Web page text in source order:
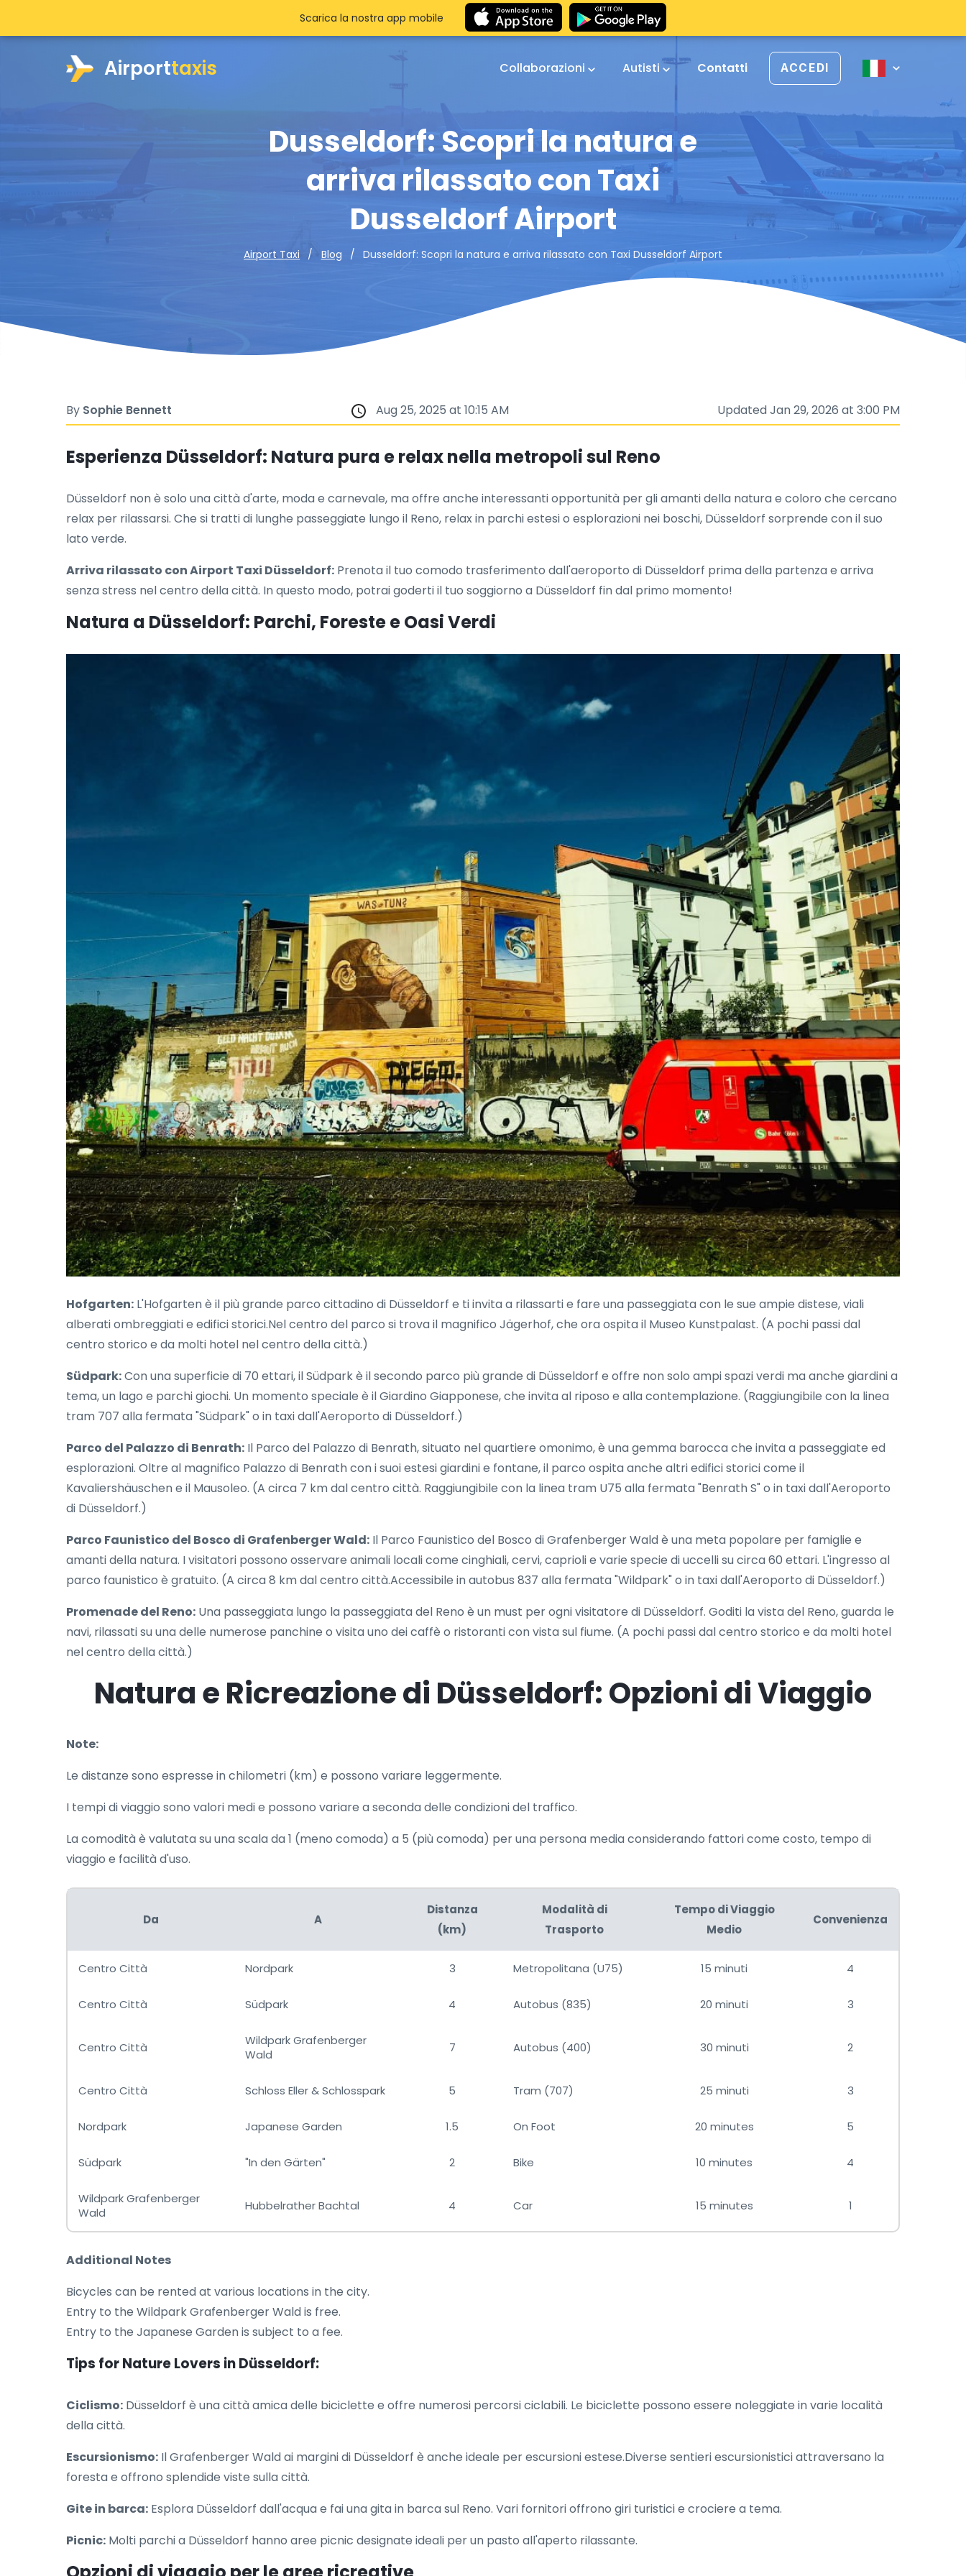
Airporttaxis Collaborazioni Autisti Contatti ACCEDI
Dusseldorf: Scopri la natura e
arriva rilassato con Taxi
Dusseldorf Airport
Airport Taxi Blog Dusseldorf: Scopri la natura e arriva rilassato con Taxi Dusseldorf Airport
Scarica la nostra app mobile
By Sophie Bennett Aug 25, 2025 at 10:15 AM Updated Jan 29, 2026 at 3:00 PM
Esperienza Düsseldorf: Natura pura e relax nella metropoli sul Reno
Düsseldorf non è solo una città d'arte, moda e carnevale, ma offre anche interessanti opportunità per gli amanti della natura e coloro che cercano
relax per rilassarsi. Che si tratti di lunghe passeggiate lungo il Reno, relax in parchi estesi o esplorazioni nei boschi, Düsseldorf sorprende con il suo
lato verde.
Arriva rilassato con Airport Taxi Düsseldorf: Prenota il tuo comodo trasferimento dall'aeroporto di Düsseldorf prima della partenza e arriva
senza stress nel centro della città. In questo modo, potrai goderti il tuo soggiorno a Düsseldorf fin dal primo momento!
Natura a Düsseldorf: Parchi, Foreste e Oasi Verdi
Hofgarten: L'Hofgarten è il più grande parco cittadino di Düsseldorf e ti invita a rilassarti e fare una passeggiata con le sue ampie distese, viali
alberati ombreggiati e edifici storici.Nel centro del parco si trova il magnifico Jägerhof, che ora ospita il Museo Kunstpalast. (A pochi passi dal
centro storico e da molti hotel nel centro della città.)
Südpark:Con una superficie di 70 ettari, il Südpark è il secondo parco più grande di Düsseldorf e offre non solo ampi spazi verdi ma anche giardini a
tema, un lago e parchi giochi. Un momento speciale è il Giardino Giapponese, che invita al riposo e alla contemplazione. (Raggiungibile con la linea
tram 707 alla fermata "Südpark" o in taxi dall'Aeroporto di Düsseldorf.)
Parco del Palazzo di Benrath: Il Parco del Palazzo di Benrath, situato nel quartiere omonimo, è una gemma barocca che invita a passeggiate ed
esplorazioni. Oltre al magnifico Palazzo di Benrath con i suoi estesi giardini e fontane, il parco ospita anche altri edifici storici come il
Kavaliershäuschen e il Mausoleo. (A circa 7 km dal centro città. Raggiungibile con la linea tram U75 alla fermata "Benrath S" o in taxi dall'Aeroporto
di Düsseldorf.)
Parco Faunistico del Bosco di Grafenberger Wald: Il Parco Faunistico del Bosco di Grafenberger Wald è una meta popolare per famiglie e
amanti della natura. I visitatori possono osservare animali locali come cinghiali, cervi, caprioli e varie specie di uccelli su circa 60 ettari. L'ingresso al
parco faunistico è gratuito. (A circa 8 km dal centro città.Accessibile in autobus 837 alla fermata "Wildpark" o in taxi dall'Aeroporto di Düsseldorf.)
Promenade del Reno: Una passeggiata lungo la passeggiata del Reno è un must per ogni visitatore di Düsseldorf. Goditi la vista del Reno, guarda le
navi, rilassati su una delle numerose panchine o visita uno dei caffè o ristoranti con vista sul fiume. (A pochi passi dal centro storico e da molti hotel
nel centro della città.)
Natura e Ricreazione di Düsseldorf: Opzioni di Viaggio
Note:
Le distanze sono espresse in chilometri (km) e possono variare leggermente.
I tempi di viaggio sono valori medi e possono variare a seconda delle condizioni del traffico.
La comodità è valutata su una scala da 1 (meno comoda) a 5 (più comoda) per una persona media considerando fattori come costo, tempo di
viaggio e facilità d'uso.
Da A
Distanza
(km)
Modalità di
Trasporto
Tempo di Viaggio
Medio
Convenienza
Centro Città Nordpark 3 Metropolitana (U75) 15 minuti 4
Centro Città Südpark 4 Autobus (835) 20 minuti 3
Centro Città
Wildpark Grafenberger
Wald
7 Autobus (400) 30 minuti 2
Centro Città Schloss Eller & Schlosspark 5 Tram (707) 25 minuti 3
Nordpark Japanese Garden 1.5 On Foot 20 minutes 5
Südpark "In den Gärten" 2 Bike 10 minutes 4
Wildpark Grafenberger
Wald
Hubbelrather Bachtal 4 Car 15 minutes 1
Additional Notes
Bicycles can be rented at various locations in the city.
Entry to the Wildpark Grafenberger Wald is free.
Entry to the Japanese Garden is subject to a fee.
Tips for Nature Lovers in Düsseldorf:
Ciclismo: Düsseldorf è una città amica delle biciclette e offre numerosi percorsi ciclabili. Le biciclette possono essere noleggiate in varie località
della città.
Escursionismo: Il Grafenberger Wald ai margini di Düsseldorf è anche ideale per escursioni estese.Diverse sentieri escursionistici attraversano la
foresta e offrono splendide viste sulla città.
Gite in barca: Esplora Düsseldorf dall'acqua e fai una gita in barca sul Reno. Vari fornitori offrono giri turistici e crociere a tema.
Picnic: Molti parchi a Düsseldorf hanno aree picnic designate ideali per un pasto all'aperto rilassante.